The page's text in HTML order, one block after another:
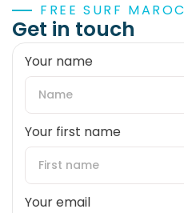
FREE SURF MAROC
Get in touch
Your name
Your first name
Your email